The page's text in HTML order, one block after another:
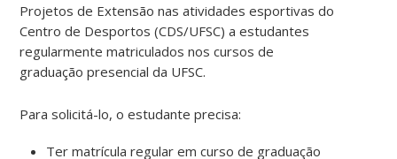
Projetos de Extensão nas atividades esportivas do
Centro de Desportos (CDS/UFSC) a estudantes
regularmente matriculados nos cursos de
graduação presencial da UFSC.
Para solicitá-lo, o estudante precisa:
Ter matrícula regular em curso de graduação